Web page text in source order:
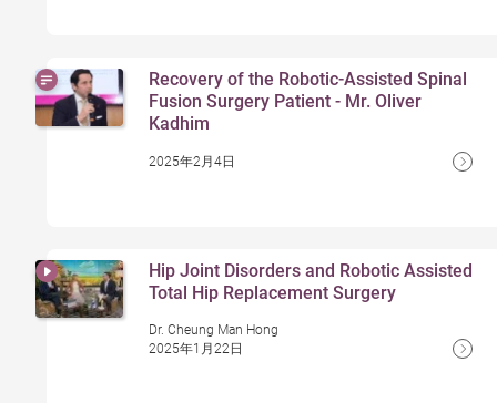
Recovery of the Robotic-Assisted Spinal
Fusion Surgery Patient - Mr. Oliver
Kadhim
2025年2月4日
Hip Joint Disorders and Robotic Assisted
Total Hip Replacement Surgery
Dr. Cheung Man Hong
2025年1月22日